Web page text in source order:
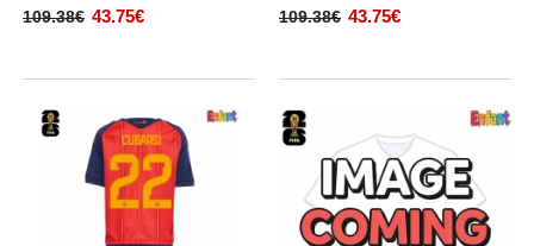
109.38€ 43.75€ 109.38€ 43.75€